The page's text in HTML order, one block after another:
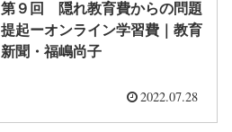
第９回 隠れ教育費からの問題
提起ーオンライン学習費｜教育
新聞・福嶋尚子
2022.07.28